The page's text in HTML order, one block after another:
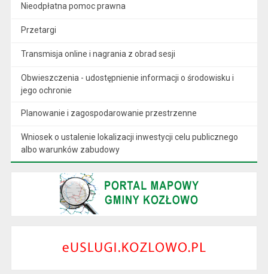
Nieodpłatna pomoc prawna
Przetargi
Transmisja online i nagrania z obrad sesji
Obwieszczenia - udostępnienie informacji o środowisku i
jego ochronie
Planowanie i zagospodarowanie przestrzenne
Wniosek o ustalenie lokalizacji inwestycji celu publicznego
albo warunków zabudowy